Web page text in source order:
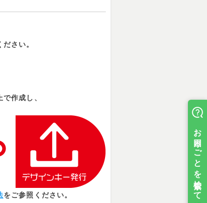
さい。
作成し、
をご参照ください。